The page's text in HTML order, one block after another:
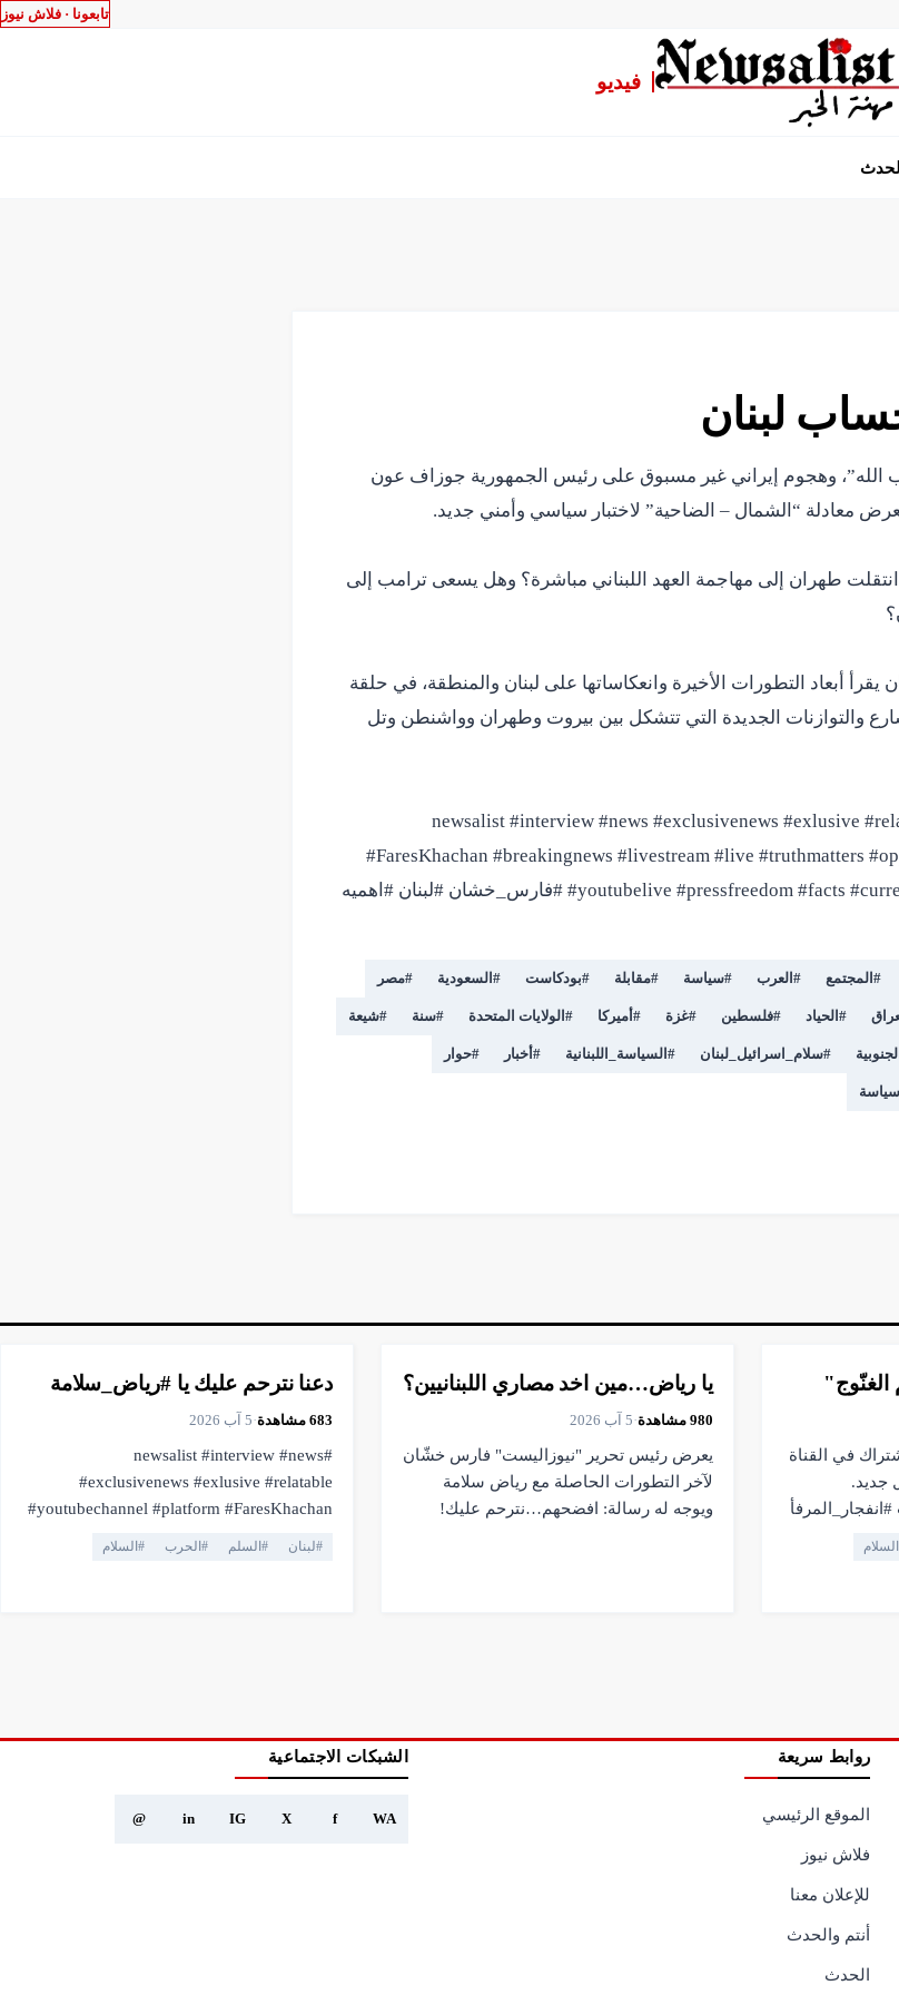
تابعونا · فلاش نيوز
فيديو
لبنان
الله”، وهجوم إيراني غير مسبوق على رئيس الجمهورية جوزاف عون
انتقلت طهران إلى مهاجمة العهد اللبناني مباشرة؟ وهل يسعى ترامب إلى
أبعاد التطورات الأخيرة وانعكاساتها على لبنان والمنطقة، في حلقة
والتوازنات الجديدة التي تتشكل بين بيروت وطهران وواشنطن وتل
newsalist #interview #news #exclusivenews #exlusive
#FaresKhachan #breakingnews #livestream #live #truthmatters
#youtubelive #pressfreedom #facts #currentaffairs #trending #lebanonnews #فارس_خشان #لبنان #اهميه
# المجتمع # العرب #سياسة #مقابلة #بودكاست # السعودية #مصر
# الحياد #فلسطين #غزة #أميركا # الولايات المتحدة #سنة #شيعة
#سلام_اسرائيل_لبنان # السياسة_اللبنانية #أخبار #حوار
في القناة
جديد.
السلام
2:25
▶فيديو
يا رياض…مين اخد مصاري اللبنانيين؟
980 مشاهدة·5 آب 2026
يعرض رئيس تحرير "نيوزاليست" فارس خشّان
لآخر التطورات الحاصلة مع رياض سلامة
ويوجه له رسالة: افضحهم…نترحم عليك!
1:00
▶فيديو
دعنا نترحم عليك يا #رياض_سلامة
683 مشاهدة·5 آب 2026
#newsalist #interview #news
#exclusivenews #exlusive #relatable
#youtubechannel #platform #FaresKhachan
#لبنان # السلم # الحرب # السلام
روابط سريعة
الموقع الرئيسي
فلاش نيوز
للإعلان معنا
أنتم والحدث
الحدث
الشبكات الاجتماعية
WA
f
X
IG
in
@